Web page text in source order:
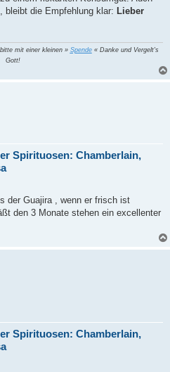
bleibt die Empfehlung klar: Lieber
mit einer kleinen » Spende« Danke und Vergelt's
Gott!
Spirituosen: Chamberlain,
der Guajira , wenn er frisch ist
den 3 Monate stehen ein excellenter
Spirituosen: Chamberlain,